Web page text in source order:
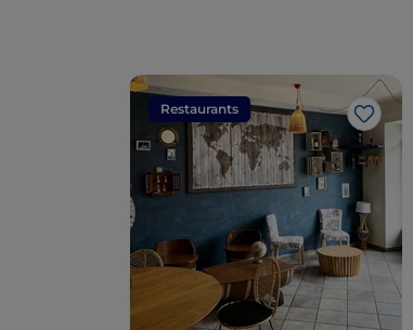
Restaurants
Like